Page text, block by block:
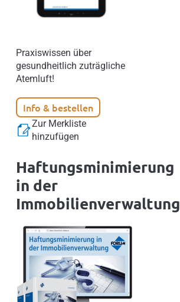
Praxiswissen über
gesundheitlich zuträgliche
Atemluft!
Info & bestellen
Zur Merkliste
hinzufügen
Haftungsminimierung
in der
Immobilienverwaltung